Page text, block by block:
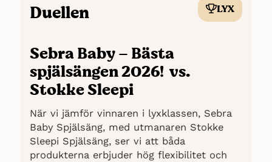
Duellen LYX
Sebra Baby – Bästa
spjälsängen 2026! vs.
Stokke Sleepi
När vi jämför vinnaren i lyxklassen, Sebra
Baby Spjälsäng, med utmanaren Stokke
Sleepi Spjälsäng, ser vi att båda
produkterna erbjuder hög flexibilitet och